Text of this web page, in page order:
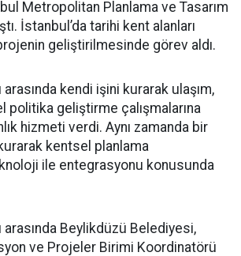
Metropolitan Planlama ve Tasarım
İstanbul’da tarihi kent alanları
geliştirilmesinde görev aldı.
arasında kendi işini kurarak ulaşım,
politika geliştirme çalışmalarına
hizmeti verdi. Aynı zamanda bir
kentsel planlama
ile entegrasyonu konusunda
arasında Beylikdüzü Belediyesi,
ve Projeler Birimi Koordinatörü